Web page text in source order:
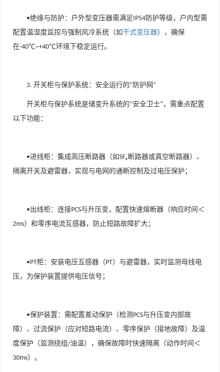
•绝缘与防护 ：户外型变压器需满足IP54防护等级，户内型需
配置温湿度监控与强制风冷系统（如干式变压器），确保
在-40℃~+40℃环境下稳定运行。
3. 开关柜与保护系统：安全运行的“ 防护网 ”
开关柜与保护系统是储变升系统的“安全卫士” ，需重点配置
以下功能：
•进线柜 ：集成高压断路器（如SF₆断路器或真空断路器）、
隔离开关及避雷器，实现与电网的通断控制及过电压保护；
•出线柜 ：连接PCS与升压变，配置快速熔断器（响应时间＜
2ms）和零序电流互感器，防止短路故障扩大；
•PT柜 ：安装电压互感器（PT）与避雷器，实时监测母线电
压，为保护装置提供电压信号；
•保护装置 ：需配置差动保护（检测 PCS与升压变内部故
障）、过流保护（应对短路电流）、零序保护（接地故障）及温
度保护（监测绕组/油温），确保故障时快速隔离（动作时间＜
30ms）。